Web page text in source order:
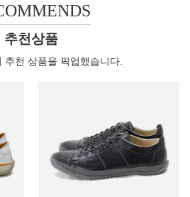
추천상품
추천 상품을 픽업했습니다.